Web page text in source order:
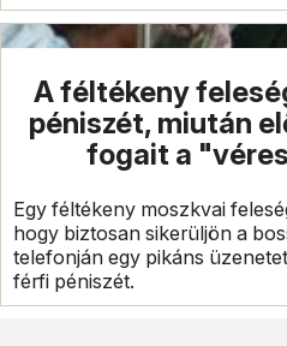
A féltékeny
péniszét, miután
fogait a
Egy féltékeny moszkvai
hogy biztosan sikerüljön a
telefonján egy pikáns
férfi péniszét.